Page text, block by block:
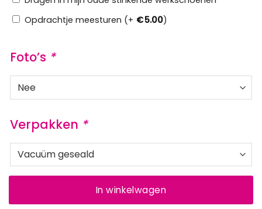
Opdrachtje meesturen (+ €5.00)
Foto’s *
Verpakken *
In winkelwagen